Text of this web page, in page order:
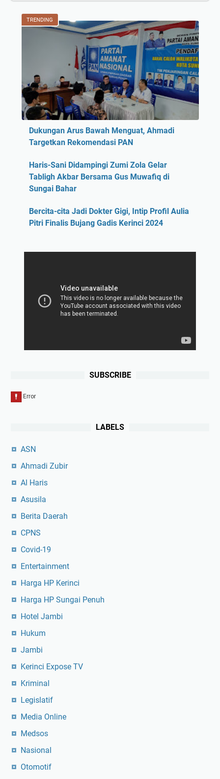
TRENDING
Dukungan Arus Bawah Menguat, Ahmadi
Targetkan Rekomendasi PAN
Haris-Sani Didampingi Zumi Zola Gelar
Tabligh Akbar Bersama Gus Muwafiq di
Sungai Bahar
Bercita-cita Jadi Dokter Gigi, Intip Profil Aulia
Pitri Finalis Bujang Gadis Kerinci 2024
SUBSCRIBE
LABELS
ASN
Ahmadi Zubir
Al Haris
Asusila
Berita Daerah
CPNS
Covid-19
Entertainment
Harga HP Kerinci
Harga HP Sungai Penuh
Hotel Jambi
Hukum
Jambi
Kerinci Expose TV
Kriminal
Legislatif
Media Online
Medsos
Nasional
Otomotif